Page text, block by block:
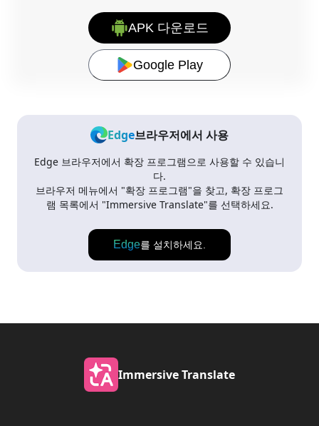
APK 다운로드
Google Play
Edge브라우저에서 사용
Edge 브라우저에서 확장 프로그램으로 사용할 수 있습니
다.
브라우저 메뉴에서 "확장 프로그램"을 찾고, 확장 프로그
램 목록에서 "Immersive Translate"를 선택하세요.
Edge를 설치하세요.
Immersive Translate